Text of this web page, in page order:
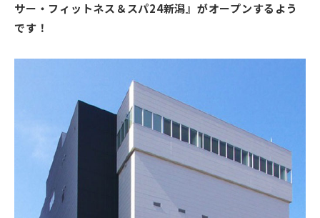
サー・フィットネス＆スパ24新潟』がオープンするよう
です！